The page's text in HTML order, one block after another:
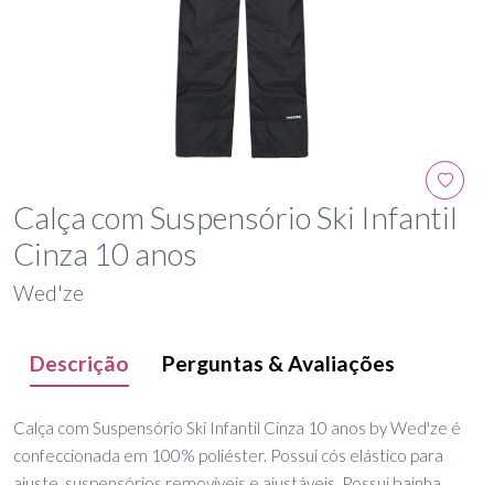
Calça com Suspensório Ski Infantil
Cinza 10 anos
Wed'ze
Descrição Perguntas & Avaliações
Calça com Suspensório Ski Infantil Cinza 10 anos by Wed'ze é
confeccionada em 100% poliéster. Possui cós elástico para